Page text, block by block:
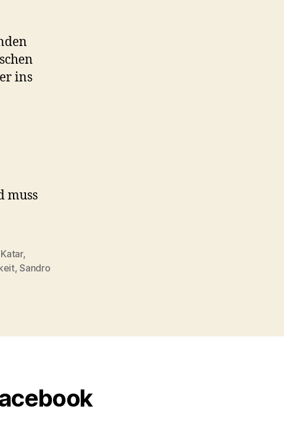
ins
muss
Katar,
,Sandro